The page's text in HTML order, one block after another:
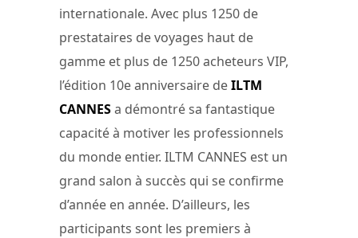
internationale. Avec plus 1250 de
prestataires de voyages haut de
gamme et plus de 1250 acheteurs VIP,
l’édition 10e anniversaire deILTM
CANNESa démontré sa fantastique
capacité à motiver les professionnels
du monde entier. ILTM CANNES est un
grand salon à succès qui se confirme
d’année en année. D’ailleurs, les
participants sont les premiers à